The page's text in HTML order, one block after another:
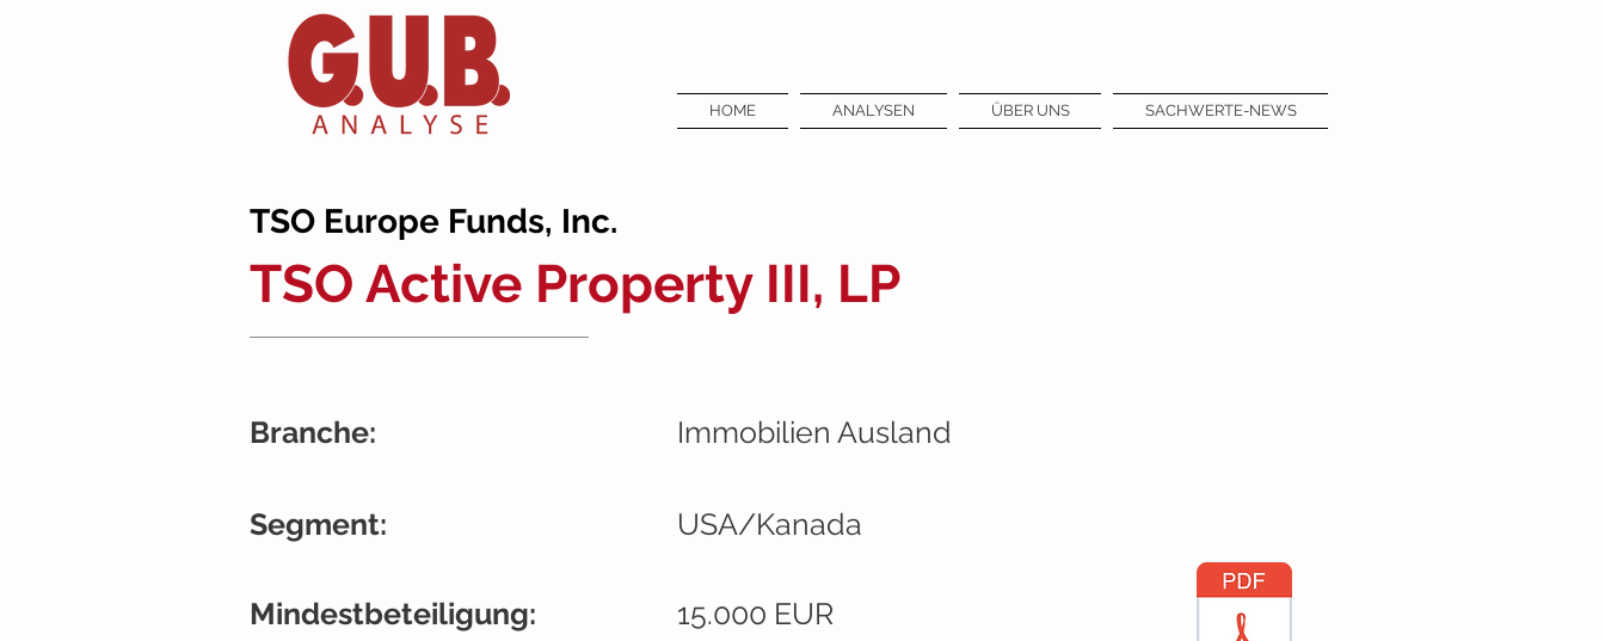
HOME ANALYSEN ÜBER UNS SACHWERTE-NEWS
TSO Europe Funds, Inc.
TSO Active Property III, LP
Branche:
Segment:
Mindestbeteiligung:
Immobilien Ausland
USA/Kanada
15.000 EUR